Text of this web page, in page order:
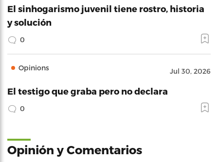
El sinhogarismo juvenil tiene rostro, historia
y solución
0
Opinions Jul 30, 2026
El testigo que graba pero no declara
0
Opinión y Comentarios